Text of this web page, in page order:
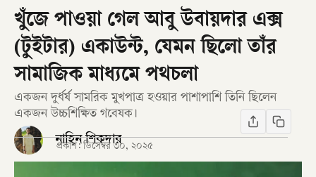
খুঁজে পাওয়া গেল আবু উবায়দার এক্স
(টুইটার) একাউন্ট, যেমন ছিলো তাঁর
সামাজিক মাধ্যমে পথচলা
একজন দুর্ধর্ষ সামরিক মুখপাত্র হওয়ার পাশাপাশি তিনি ছিলেন
একজন উচ্চশিক্ষিত গবেষক।
নাহিন শিকদার
প্রকাশ: ডিসেম্বর ৩০, ২০২৫